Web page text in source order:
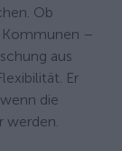
Ob
Kommunen –
aus
Er
die
werden.